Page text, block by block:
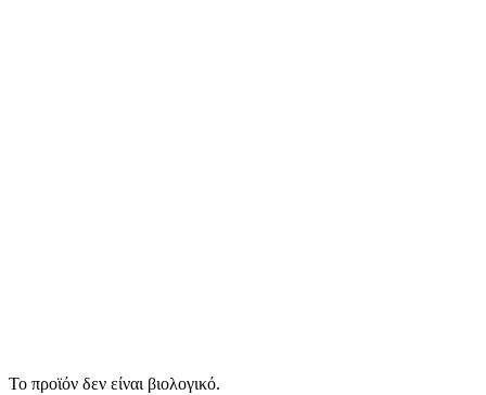
Το προϊόν δεν είναι βιολογικό.